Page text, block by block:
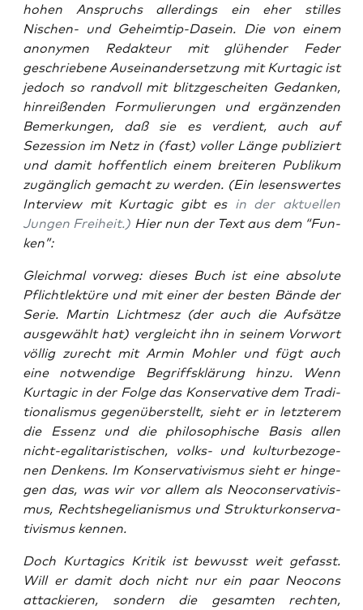
hohen Anspruchs aller­dings ein eher stil­les
Nischen- und Geheim­tip-Dasein. Die von einem
anony­men Redak­teur mit glü­hen­der Feder
geschrie­be­ne Aus­ein­an­der­set­zung mit Kur­ta­gic ist
jedoch so rand­voll mit blitz­ge­schei­ten Gedan­ken,
hin­rei­ßen­den For­mu­lie­run­gen und ergän­zen­den
Bemer­kun­gen, daß sie es ver­dient, auch auf
Sezes­si­on im Netzin (fast) vol­ler Län­ge publi­ziert
und damit hof­fent­lich einem brei­te­ren Publi­kum
zugäng­lich gemacht zu wer­den. (Ein lesens­wer­tes
Inter­view mit Kur­ta­gic gibt esin der aktu­el­len
Jun­gen Frei­heit.) Hier nun der Text aus dem “Fun­
ken”:
Gleich­mal vor­weg: die­ses Buch ist eine abso­lu­te
Pflicht­lek­tü­re und mit einer der bes­ten Bän­de der
Serie. Mar­tin Licht­mesz (der auch die Auf­sät­ze
aus­ge­wählt hat) ver­gleicht ihn in sei­nem Vor­wort
völ­lig zurecht mit Armin Moh­ler und fügt auch
eine not­wen­di­ge Begriffs­klä­rung hin­zu. Wenn
Kur­ta­gic in der Fol­ge das Kon­ser­va­ti­ve dem Tra­di­
tio­na­lis­mus gegen­über­stellt, sieht er in letz­te­rem
die Essenz und die phi­lo­so­phi­sche Basis allen
nicht-ega­li­ta­ris­ti­schen, volks- und kul­tur­be­zo­ge­
nen Den­kens. Im Kon­ser­va­ti­vis­mus sieht er hin­ge­
gen das, was wir vor allem als Neo­con­ser­va­ti­vis­
mus, Rechts­he­ge­lia­nis­mus und Struk­tur­kon­ser­va­
ti­vis­mus kennen.
Doch Kur­ta­gics Kri­tik ist bewusst weit gefasst.
Will er damit doch nicht nur ein paar Neo­cons
atta­ckie­ren, son­dern die gesam­ten rech­ten,